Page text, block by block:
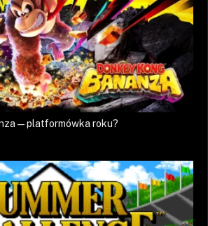
— platformówka roku?